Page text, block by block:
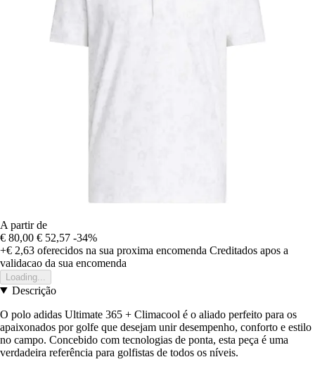
A partir de
€ 80,00 € 52,57 -34%
+€ 2,63 oferecidos na sua proxima encomenda Creditados apos a
validacao da sua encomenda
Loading...
Descrição
O polo adidas Ultimate 365 + Climacool é o aliado perfeito para os
apaixonados por golfe que desejam unir desempenho, conforto e estilo
no campo. Concebido com tecnologias de ponta, esta peça é uma
verdadeira referência para golfistas de todos os níveis.